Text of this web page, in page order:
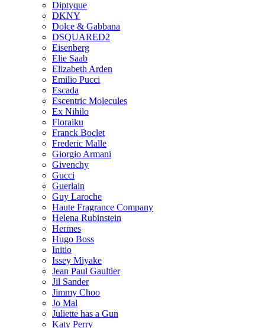
Diptyque
DKNY
Dolce & Gabbana
DSQUARED2
Eisenberg
Elie Saab
Elizabeth Arden
Emilio Pucci
Escada
Escentric Molecules
Ex Nihilo
Floraiku
Franck Boclet
Frederic Malle
Giorgio Armani
Givenchy
Gucci
Guerlain
Guy Laroche
Haute Fragrance Company
Helena Rubinstein
Hermes
Hugo Boss
Initio
Issey Miyake
Jean Paul Gaultier
Jil Sander
Jimmy Choo
Jo Mal
Juliette has a Gun
Katy Perry